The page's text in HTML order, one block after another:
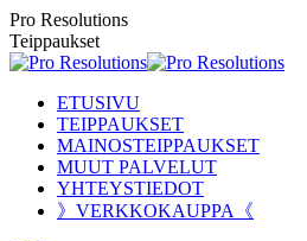
Skip
to
content
Pro Resolutions
Teippaukset
ETUSIVU
TEIPPAUKSET
MAINOSTEIPPAUKSET
MUUT PALVELUT
YHTEYSTIEDOT
》VERKKOKAUPPA《